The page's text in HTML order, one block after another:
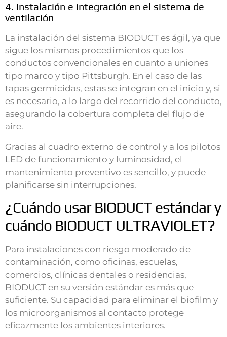
4. Instalación e integración en el sistema de
ventilación
La instalación del sistema BIODUCT es ágil, ya que
sigue los mismos procedimientos que los
conductos convencionales en cuanto a uniones
tipo marco y tipo Pittsburgh. En el caso de las
tapas germicidas, estas se integran en el inicio y, si
es necesario, a lo largo del recorrido del conducto,
asegurando la cobertura completa del flujo de
aire.
Gracias al cuadro externo de control y a los pilotos
LED de funcionamiento y luminosidad, el
mantenimiento preventivo es sencillo, y puede
planificarse sin interrupciones.
¿Cuándo usar BIODUCT estándar y
cuándo BIODUCT ULTRAVIOLET?
Para instalaciones con riesgo moderado de
contaminación, como oficinas, escuelas,
comercios, clínicas dentales o residencias,
BIODUCT en su versión estándar es más que
suficiente. Su capacidad para eliminar el biofilm y
los microorganismos al contacto protege
eficazmente los ambientes interiores.